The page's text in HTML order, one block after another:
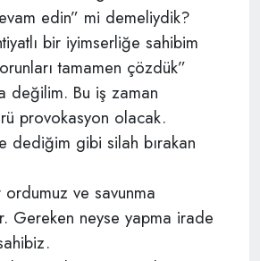
edin” mi demeliydik?
bir iyimserliğe sahibim
tamamen çözdük”
değilim. Bu iş zaman
provokasyon olacak.
dediğim gibi silah bırakan
ve savunma
Gereken neyse yapma irade